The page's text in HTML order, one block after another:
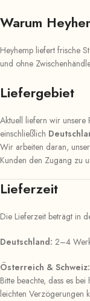
Warum
Heyhemp liefert frische
und ohne
Liefergebiet
Aktuell liefern wir
einschließlich
Wir arbeiten daran,
Kunden den Zugang zu
Lieferzeit
Die Lieferzeit beträgt in
Deutschland: 2–4
Österreich & Schweiz:
Bitte beachte, dass es
leichten Verzögerungen